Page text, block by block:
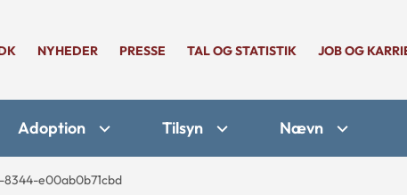
NYHEDER PRESSE TAL OG STATISTIK JOB OG
Adoption Tilsyn Nævn
e00ab0b71cbd